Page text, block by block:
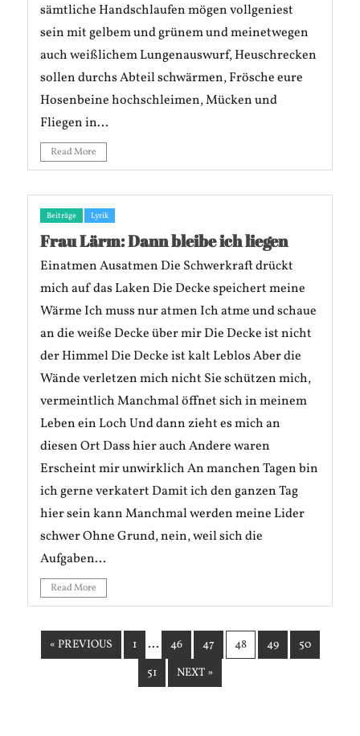
sämtliche Handschlaufen mögen vollgeniest
sein mit gelbem und grünem und meinetwegen
auch weißlichem Lungenauswurf, Heuschrecken
sollen durchs Abteil schwärmen, Frösche eure
Hosenbeine hochschleimen, Mücken und
Fliegen in...
Read More
Beiträge Lyrik
Frau Lärm: Dann bleibe ich liegen
Einatmen Ausatmen Die Schwerkraft drückt
mich auf das Laken Die Decke speichert meine
Wärme Ich muss nur atmen Ich atme und schaue
an die weiße Decke über mir Die Decke ist nicht
der Himmel Die Decke ist kalt Leblos Aber die
Wände verletzen mich nicht Sie schützen mich,
vermeintlich Manchmal öffnet sich in meinem
Leben ein Loch Und dann zieht es mich an
diesen Ort Dass hier auch Andere waren
Erscheint mir unwirklich An manchen Tagen bin
ich gerne verkatert Damit ich den ganzen Tag
hier sein kann Manchmal werden meine Lider
schwer Ohne Grund, nein, weil sich die
Aufgaben...
Read More
« PREVIOUS 1 … 46 47 48 49
50
51
NEXT »